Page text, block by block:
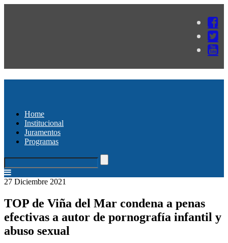
Home
Institucional
Juramentos
Programas
27 Diciembre 2021
TOP de Viña del Mar condena a penas
efectivas a autor de pornografía infantil y
abuso sexual